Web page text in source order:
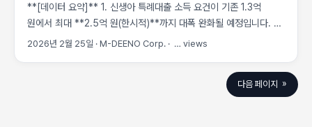
급증하는 추세입니다. ...
**[데이터 요약]** 1. 신생아 특례대출 소득 요건이 기존 1.3억
원에서 최대 **2.5억 원(한시적)**까지 대폭 완화될 예정입니다. 2.
대상 주택 가액 **9억 원 이하**, 대출 한도 **5억 원** 설정으로
결과, 금리 1%p 인하 시 실질 구매력은 약 15~20% 상승하는
것으로 나타났습니다. 고금리 시대의 종언과 신생아 특례대출의
2026년 2월 25일 · M-DEENO Corp.· … views
다음 페이지 »